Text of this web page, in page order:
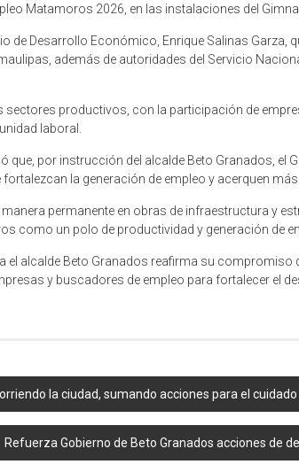
Matamoros 2026, en las instalaciones del
de Desarrollo Económico, Enrique Salinas Garza,
además de autoridades del Servicio
sectores productivos, con la participación de
laboral.
que, por instrucción del alcalde Beto Granados,
la generación de empleo y acerquen
permanente en obras de infraestructura y
como un polo de productividad y generación de
el alcalde Beto Granados reafirma su
y buscadores de empleo para fortalecer el
la ciudad, sumando acciones para el
Refuerza Gobierno de Beto Granados acciones de